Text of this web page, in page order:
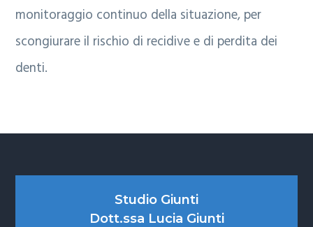
monitoraggio continuo della situazione, per
scongiurare il rischio di recidive e di perdita dei
denti.
Studio Giunti
Dott.ssa Lucia Giunti